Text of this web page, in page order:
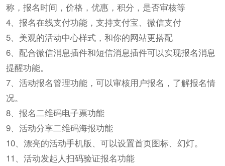
称，报名时间，价格，优惠，积分，是否审核等
4、报名在线支付功能，支持支付宝、微信支付
5、美观的活动中心样式，和你的网站更搭配
6、配合微信消息插件和短信消息插件可以实现报名消息
提醒功能。
7、活动报名管理功能，可以审核用户报名，了解报名情
况。
8、报名二维码电子票功能
9、活动分享二维码海报功能
10、漂亮的活动手机版、可以设置首页图标、幻灯。
11、活动发起人扫码验证报名功能